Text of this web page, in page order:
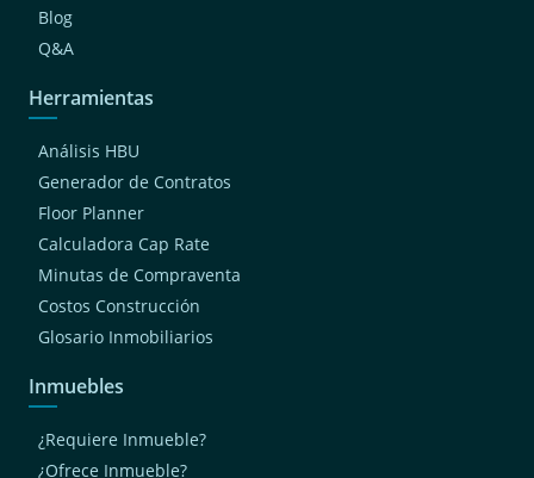
Blog
Q&A
Herramientas
Análisis HBU
Generador de Contratos
Floor Planner
Calculadora Cap Rate
Minutas de Compraventa
Costos Construcción
Glosario Inmobiliarios
Inmuebles
¿Requiere Inmueble?
¿Ofrece Inmueble?